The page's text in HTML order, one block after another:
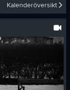
Kalenderöversikt